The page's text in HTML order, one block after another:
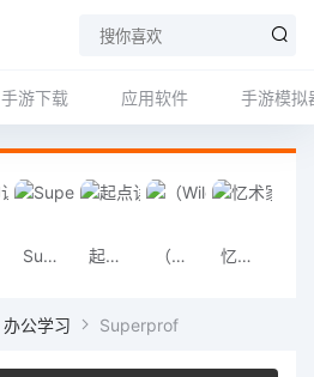
手游下载 应用软件 手游模拟
Superprof 起点读书app官方版 （Wild Survival）我的野外生存 忆术家
办公学习 Superprof